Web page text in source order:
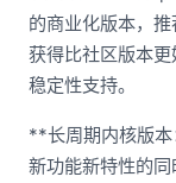
的商业化版本，推
获得比社区版本更
稳定性支持。
**长周期内核版
新功能新特性的